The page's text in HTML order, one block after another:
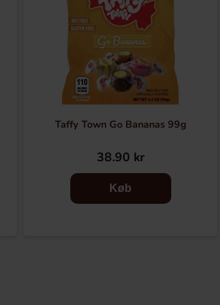
Taffy Town Go Bananas 99g
38.90 kr
Køb